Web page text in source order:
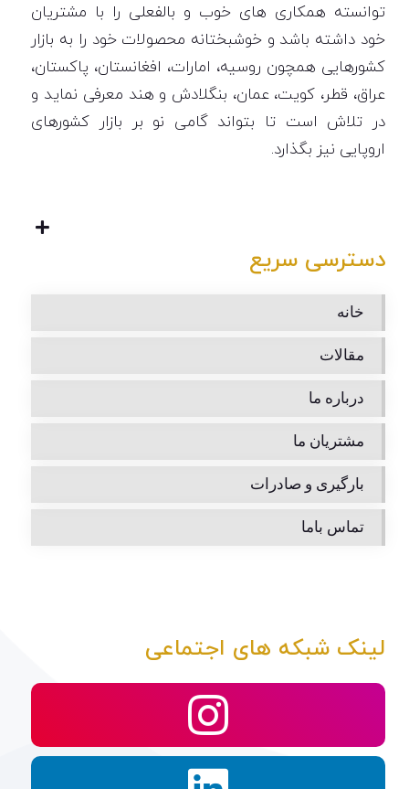
توانسته همکاری های خوب و بالفعلی را با مشتریان
خود داشته باشد و خوشبختانه محصولات خود را به بازار
کشورهایی همچون روسیه، امارات، افغانستان، پاکستان،
عراق، قطر، کویت، عمان، بنگلادش و هند معرفی نماید و
در تلاش است تا بتواند گامی نو بر بازار کشورهای
اروپایی نیز بگذارد.
دسترسی سریع
خانه
مقالات
درباره ما
مشتریان ما
بارگیری و صادرات
تماس باما
لینک شبکه های اجتماعی